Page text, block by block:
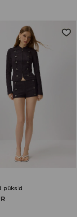
püksid